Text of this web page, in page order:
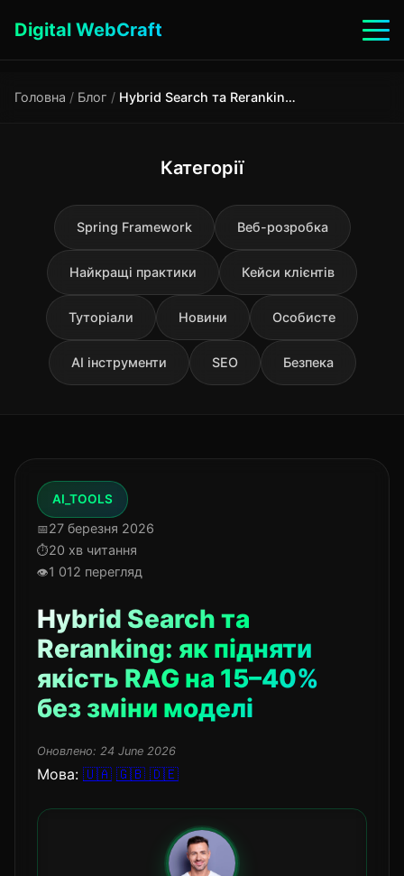
Digital WebCraft
Головна / Блог / Hybrid Search та Reranking: як підняти якість RAG на 15–40% без зміни моделі
Категорії
Spring Framework Веб-розробка
Найкращі практики Кейси клієнтів
Туторіали Новини Особисте
AI інструменти SEO Безпека
AI_TOOLS
27 березня 2026
20 хв читання
1 012 перегляд
Hybrid Search та
Reranking: як підняти
якість RAG на 15–40%
без зміни моделі
Оновлено: 24 June 2026
Мова: 🇺🇦 🇬🇧 🇩🇪